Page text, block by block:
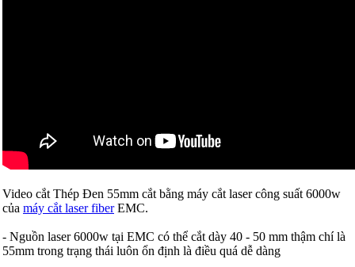
Video cắt Thép Đen 55mm cắt bằng máy cắt laser công suất 6000w
của máy cắt laser fiberEMC.
- Nguồn laser 6000w tại EMC có thể cắt dày 40 - 50 mm thậm chí là
55mm trong trạng thái luôn ổn định là điều quá dễ dàng